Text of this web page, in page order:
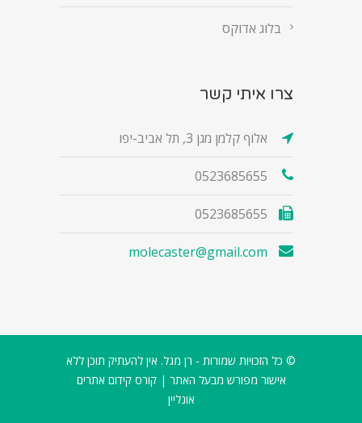
בלוג אדוקס
צרו איתי קשר
אלוף קלמן מגן 3, תל אביב-יפו
0523685655
0523685655
molecaster@gmail.com
© כל הזכויות שמורות - רן מגל. אין להעתיק תוכן ללא
אישור מפורש מבעל האתר |קורס קידום אתרים
אונליין